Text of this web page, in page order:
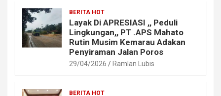
BERITA HOT
Layak Di APRESIASI ,, Peduli
Lingkungan,, PT .APS Mahato
Rutin Musim Kemarau Adakan
Penyiraman Jalan Poros
29/04/2026 Ramlan Lubis
BERITA HOT